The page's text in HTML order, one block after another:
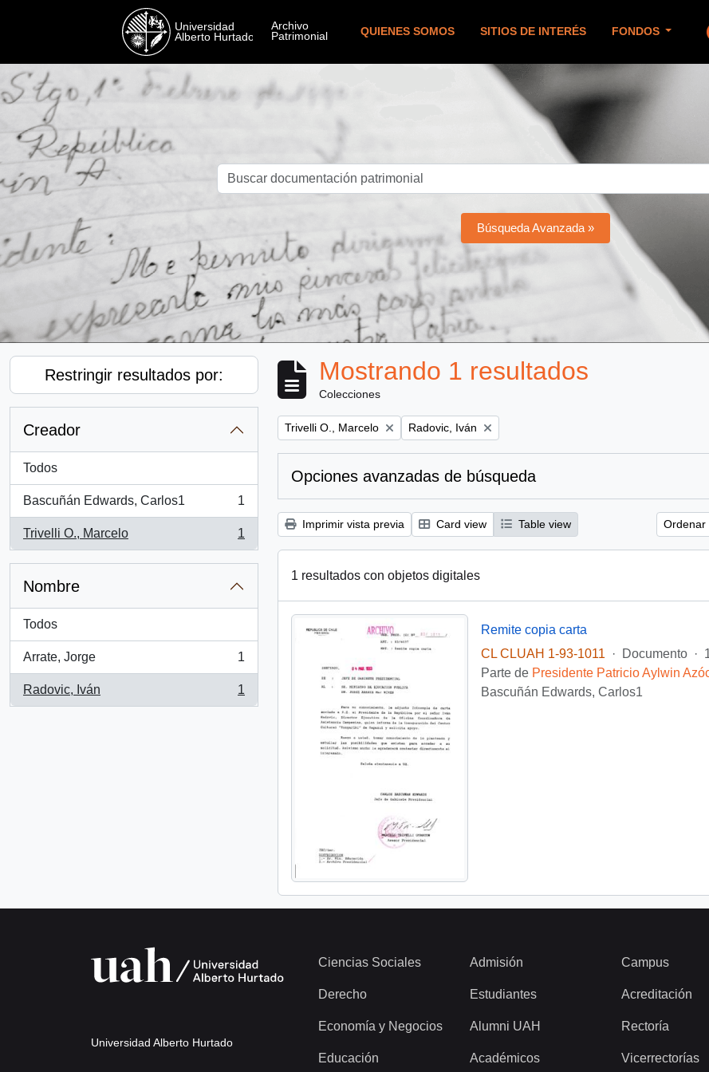
QUIENES SOMOS SITIOS DE INTERÉS FONDOS
Búsqueda Avanzada »
Restringir resultados por:
Creador
Todos
Bascuñán Edwards, Carlos1
, 1 resultados
1
Trivelli O., Marcelo
, 1 resultados
1
Nombre
Todos
Arrate, Jorge
, 1 resultados
1
Radovic, Iván
, 1 resultados
1
Mostrando 1 resultados
Colecciones
Remove filter:
Trivelli O., Marcelo Remove filter:
Radovic, Iván
Opciones avanzadas de búsqueda
Imprimir vista previa Card view Table view Ordenar
1 resultados con objetos digitales
Remite copia carta
CL CLUAH 1-93-1011
· Documento ·
Parte de Presidente Patricio Aylwin
Bascuñán Edwards, Carlos1
Universidad Alberto Hurtado
Ciencias Sociales
Derecho
Economía y Negocios
Educación
Admisión
Estudiantes
Alumni UAH
Académicos
Campus
Acreditación
Rectoría
Vicerrectorías